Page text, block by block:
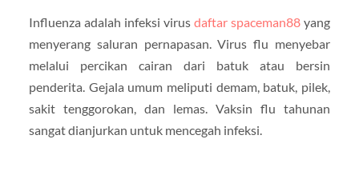
Influenza adalah infeksi virusdaftar spaceman88 yang
menyerang saluran pernapasan. Virus flu menyebar
melalui percikan cairan dari batuk atau bersin
penderita. Gejala umum meliputi demam, batuk, pilek,
sakit tenggorokan, dan lemas. Vaksin flu tahunan
sangat dianjurkan untuk mencegah infeksi.